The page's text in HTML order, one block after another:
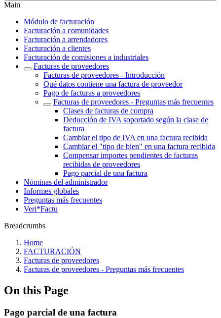
Main
Módulo de facturación
Facturación a comunidades
Facturación a arrendadores
Facturación a clientes
Facturación de comisiones a industriales
Facturas de proveedores
Facturas de proveedores - Introducción
Qué datos contiene una factura de proveedor
Pago de facturas a proveedores
Facturas de proveedores - Preguntas más frecuentes
Clases de facturas de compra
Deducción de IVA soportado según la clase de
factura
Cambiar el tipo de IVA en una factura recibida
Cambiar el "tipo de bien" en una factura recibida
Compensar importes pendientes de facturas
recibidas de proveedores
Pago parcial de una factura
Nóminas del administrador
Informes globales
Preguntas más frecuentes
Veri*Factu
Breadcrumbs
Home
FACTURACIÓN
Facturas de proveedores
Facturas de proveedores - Preguntas más frecuentes
On this Page
Pago parcial de una factura